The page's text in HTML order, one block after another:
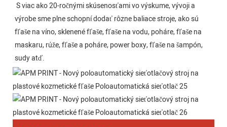
S viac ako 20-ročnými skúsenosťami vo výskume, vývoji a
výrobe sme plne schopní dodať rôzne baliace stroje, ako sú
fľaše na víno, sklenené fľaše, fľaše na vodu, poháre, fľaše na
maskaru, rúže, fľaše a poháre, power boxy, fľaše na šampón,
sudy atď.